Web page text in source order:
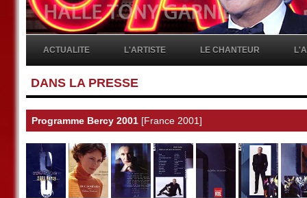
ACTUALITE L'ARTISTE LE CHANTEUR
DANS LA PRESSE
Programme Bercy 2001 [France 2001]